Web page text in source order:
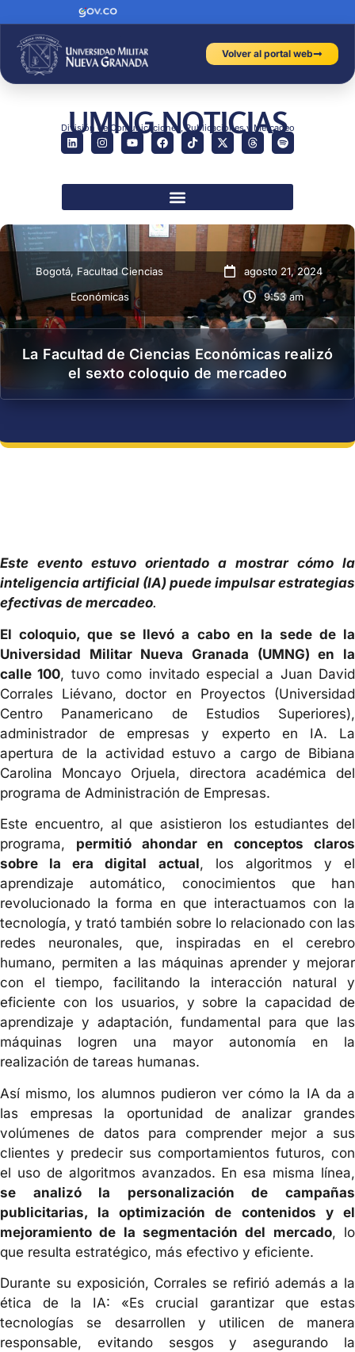
Volver al portal web
UMNG NOTICIAS
División de Comunicaciones, Publicaciones y Mercadeo
Bogotá, Facultad Ciencias
Económicas
agosto 21, 2024
9:53 am
La Facultad de Ciencias Económicas realizó
el sexto coloquio de mercadeo
Este evento estuvo orientado a mostrar cómo la
inteligencia artificial (IA) puede impulsar estrategias
efectivas de mercadeo.
El coloquio, que se llevó a cabo en la sede de la
Universidad Militar Nueva Granada (UMNG) en la
calle 100, tuvo como invitado especial a Juan David
Corrales Liévano, doctor en Proyectos (Universidad
Centro Panamericano de Estudios Superiores),
administrador de empresas y experto en IA. La
apertura de la actividad estuvo a cargo de Bibiana
Carolina Moncayo Orjuela, directora académica del
programa de Administración de Empresas.
Este encuentro, al que asistieron los estudiantes del
programa, permitió ahondar en conceptos claros
sobre la era digital actual, los algoritmos y el
aprendizaje automático, conocimientos que han
revolucionado la forma en que interactuamos con la
tecnología, y trató también sobre lo relacionado con las
redes neuronales, que, inspiradas en el cerebro
humano, permiten a las máquinas aprender y mejorar
con el tiempo, facilitando la interacción natural y
eficiente con los usuarios, y sobre la capacidad de
aprendizaje y adaptación, fundamental para que las
máquinas logren una mayor autonomía en la
realización de tareas humanas.
Así mismo, los alumnos pudieron ver cómo la IA da a
las empresas la oportunidad de analizar grandes
volúmenes de datos para comprender mejor a sus
clientes y predecir sus comportamientos futuros, con
el uso de algoritmos avanzados. En esa misma línea,
se analizó la personalización de campañas
publicitarias, la optimización de contenidos y el
mejoramiento de la segmentación del mercado, lo
que resulta estratégico, más efectivo y eficiente.
Durante su exposición, Corrales se refirió además a la
ética de la IA: «Es crucial garantizar que estas
tecnologías se desarrollen y utilicen de manera
responsable, evitando sesgos y asegurando la